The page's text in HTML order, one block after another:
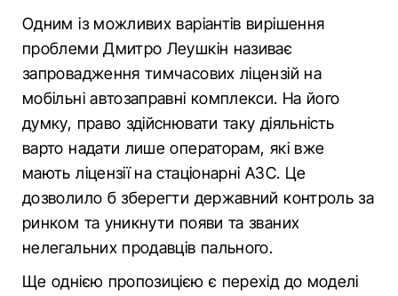
Одним із можливих варіантів вирішення
проблеми Дмитро Леушкін називає
запровадження тимчасових ліцензій на
мобільні автозаправні комплекси. На його
думку, право здійснювати таку діяльність
варто надати лише операторам, які вже
мають ліцензії на стаціонарні АЗС. Це
дозволило б зберегти державний контроль за
ринком та уникнути появи та званих
нелегальних продавців пального.
Ще однією пропозицією є перехід до моделі